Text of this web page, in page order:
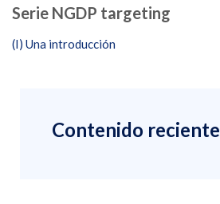
Serie NGDP targeting
(I) Una introducción
Contenido reciente